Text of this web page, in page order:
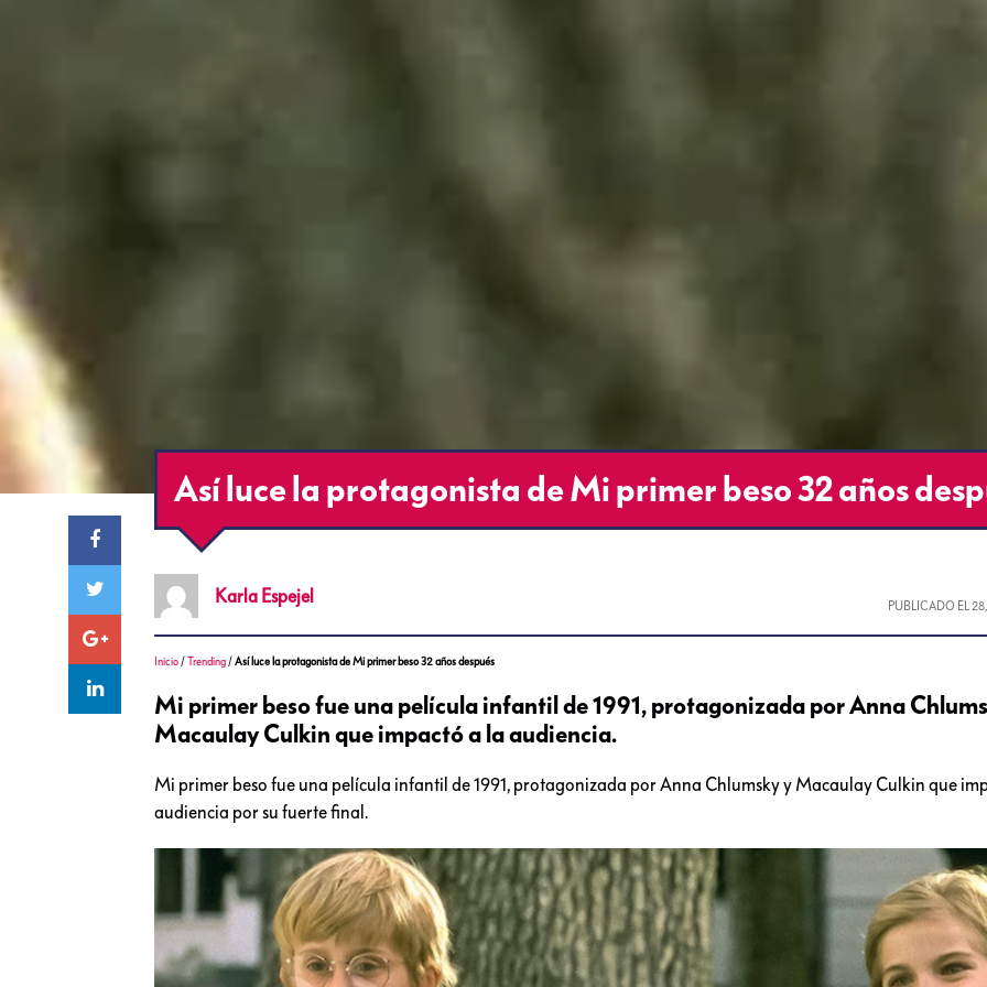
Así luce la protagonista de Mi primer beso 32 años
Karla Espejel PUBLICADO EL
Inicio /Trending /Así luce la protagonista de Mi primer beso 32 años después
Mi primer beso fue una película infantil de 1991, protagonizada por Anna
Macaulay Culkin que impactó a la audiencia.
Mi primer beso fue una película infantil de 1991, protagonizada por Anna Chlumsky y Macaulay Culkin que
audiencia por su fuerte final.